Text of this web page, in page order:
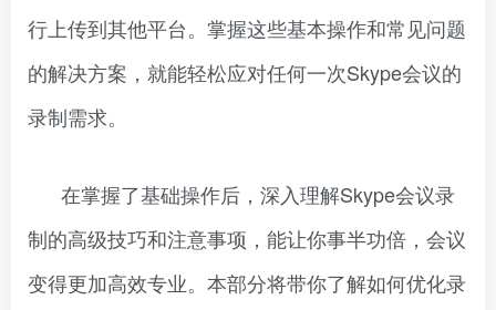
行上传到其他平台。掌握这些基本操作和常见问题
的解决方案，就能轻松应对任何一次Skype会议的
录制需求。
在掌握了基础操作后，深入理解Skype会议录
制的高级技巧和注意事项，能让你事半功倍，会议
变得更加高效专业。本部分将带你了解如何优化录